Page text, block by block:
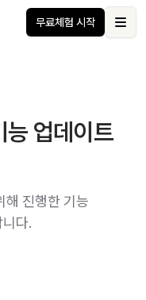
무료체험 시작
업데이트
해 진행한 기능
다.